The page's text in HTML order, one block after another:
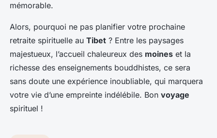
mémorable.
Alors, pourquoi ne pas planifier votre prochaine
retraite spirituelle au Tibet ? Entre les paysages
majestueux, l’accueil chaleureux des moines et la
richesse des enseignements bouddhistes, ce sera
sans doute une expérience inoubliable, qui marquera
votre vie d’une empreinte indélébile. Bon voyage
spirituel !